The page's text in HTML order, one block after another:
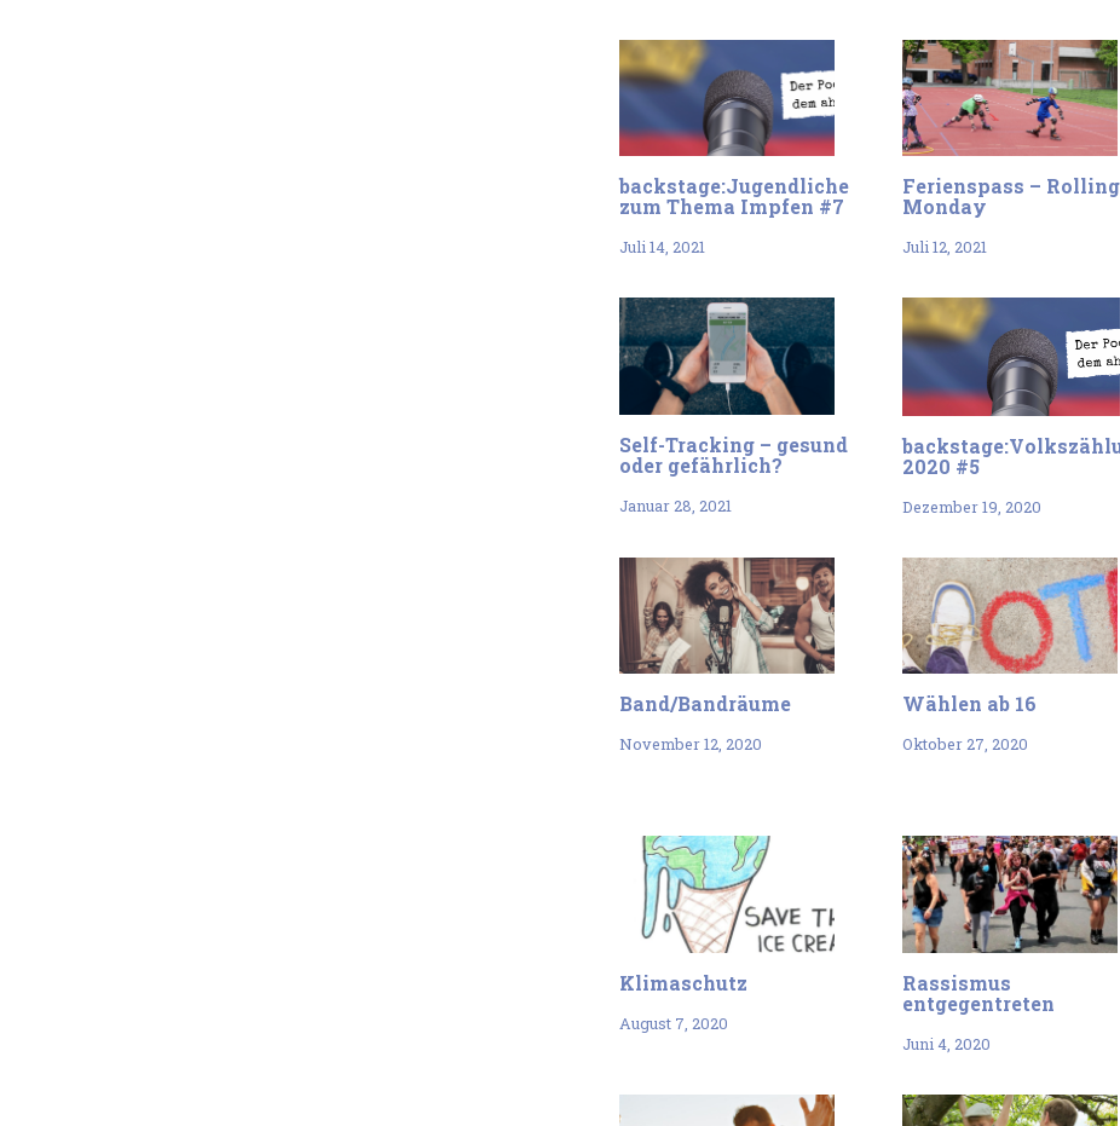
backstage:Jugendliche
zum Thema Impfen #7
Juli 14, 2021
Ferienspass – Rolling
Monday
Juli 12, 2021
Self-Tracking – gesund
oder gefährlich?
Januar 28, 2021
2020 #5
Dezember 19, 2020
Band/Bandräume
November 12, 2020
Wählen ab 16
Oktober 27, 2020
Klimaschutz
August 7, 2020
Rassismus
entgegentreten
Juni 4, 2020